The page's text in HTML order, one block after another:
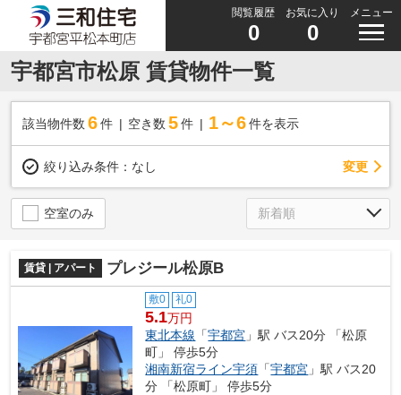
閲覧履歴
0
お気に入り
0
メニュー
宇都宮市松原 賃貸物件一覧
該当物件数 6件 空き数 5 件 1～6 件を表示
絞り込み条件： なし 変更
空室のみ
賃貸 | アパート プレジール松原B
敷0 礼0
5.1万円
東北本線 「宇都宮 」駅 バス20分 「松原
町」 停歩5分
湘南新宿ライン宇須 「宇都宮 」駅 バス20
分 「松原町」 停歩5分